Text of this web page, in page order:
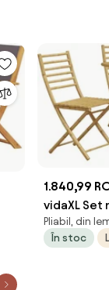
1.840,99
vidaXL Set
bambus
Pliabil, din
În stoc